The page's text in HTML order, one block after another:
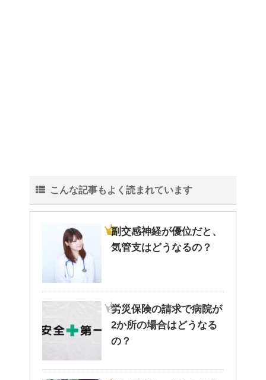
こんな記事もよく読まれています
副交感神経が優位だと、
気管支はどうなるの？
労災保険の請求で病院が
2か所の場合はどうなる
の？